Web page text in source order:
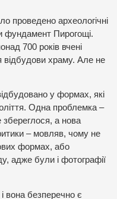
проведено археологічні
фундамент Пирогощі.
700 років вчені
відбудови храму. Але не
у формах, які
Одна проблемка –
збереглося, а нова
– мовляв, чому не
формах, або
адже були і фотографії
вона безперечно є